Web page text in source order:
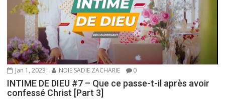
Jan 1, 2023 NDIE SADIE ZACHARIE 0
INTIME DE DIEU #7 – Que ce passe-t-il après avoir
confessé Christ [Part 3]